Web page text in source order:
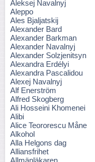
Aleksej Navalnyj
Aleppo
Ales Bjaljatskij
Alexander Bard
Alexander Barkman
Alexander Navalnyj
Alexander Solzjenitsyn
Alexandra Erdélyi
Alexandra Pascalidou
Alexej Navalnyj
Alf Enerström
Alfred Skogberg
Ali Hosseini Khomenei
Alibi
Alice Teororescu Måne
Alkohol
Alla Helgons dag
Alliansfrihet
Allmänläkaren